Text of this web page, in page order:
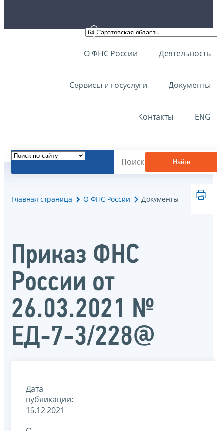
О ФНС России Деятельность
Сервисы и госуслуги Документы
Контакты ENG
Найти
Главная страница О ФНС России Документы
Приказ ФНС
России от
26.03.2021 №
ЕД-7-3/228@
Дата
публикации:
16.12.2021